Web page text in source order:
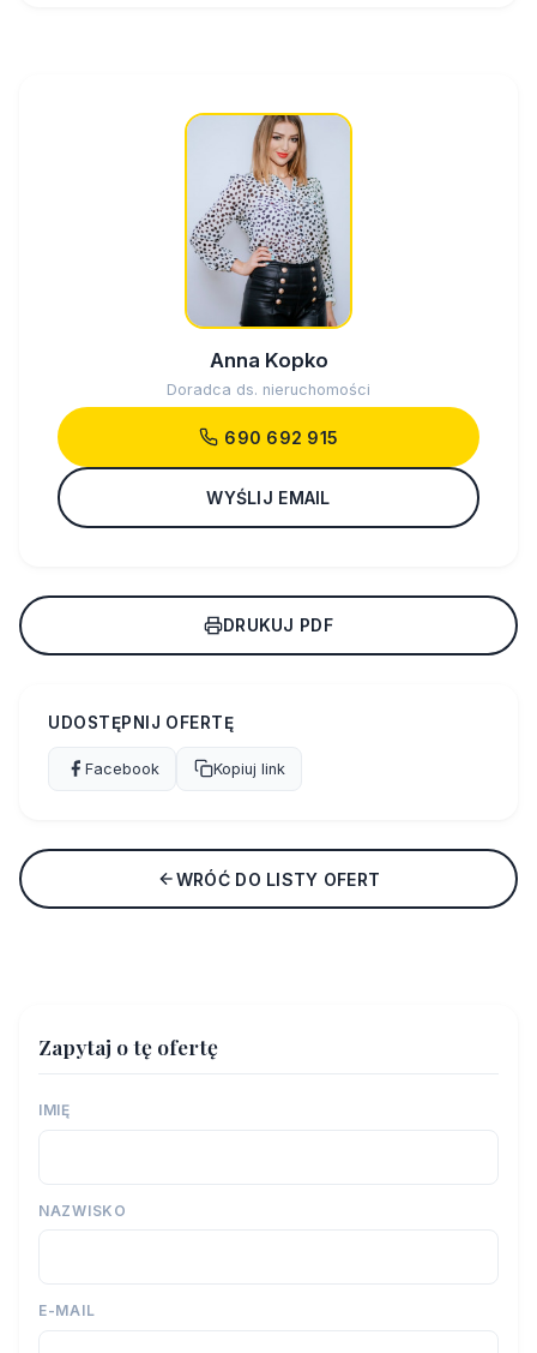
Anna Kopko
Doradca ds. nieruchomości
690 692 915
WYŚLIJ EMAIL
DRUKUJ PDF
UDOSTĘPNIJ OFERTĘ
Facebook Kopiuj link
WRÓĆ DO LISTY OFERT
Zapytaj o tę ofertę
IMIĘ
NAZWISKO
E-MAIL